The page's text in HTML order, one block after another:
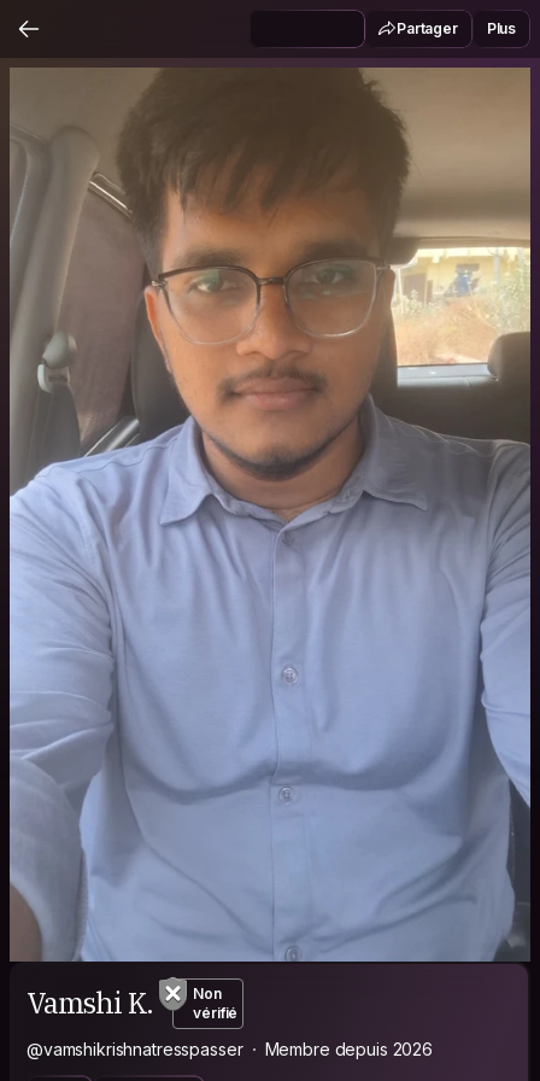
Partager Plus
Vamshi K.
Non
vérifié
@vamshikrishnatresspasser Membre depuis 2026